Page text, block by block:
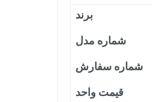
برند
شماره مدل
شماره سفارش
قیمت واحد